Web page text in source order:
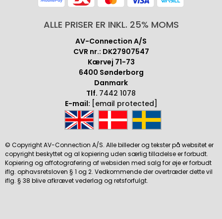
ALLE PRISER ER INKL. 25% MOMS
AV-Connection A/S
CVR nr.: DK27907547
Kærvej 71-73
6400 Sønderborg
Danmark
Tlf. 7442 1078
E-mail: [email protected]
© Copyright AV-Connection A/S. Alle billeder og tekster på websitet er
copyright beskyttet og al kopiering uden særlig tilladelse er forbudt.
Kopiering og affotografering af websiden med salg for øje er forbudt
iflg. ophavsretsloven § 1 og 2. Vedkommende der overtræder dette vil
iflg. § 38 blive afkrævet vederlag og retsforfulgt.